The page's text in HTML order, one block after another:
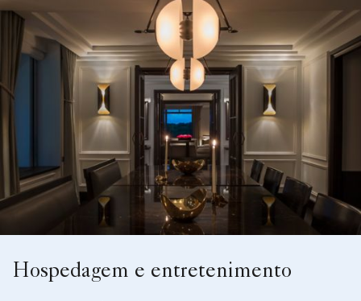
Hospedagem e entretenimento